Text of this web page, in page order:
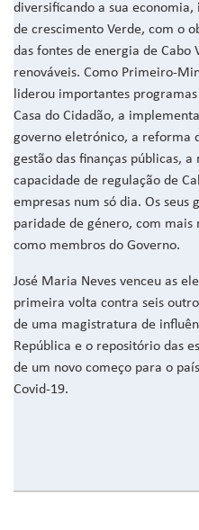
diversificando a sua
de crescimento Verde, com o
das fontes de energia de Cabo
renováveis. Como Primeiro-
liderou importantes
Casa do Cidadão, a
governo eletrónico, a reforma
gestão das finanças públicas,
capacidade de regulação de
empresas num só dia. Os seus
paridade de género, com mais
como membros do Governo.
José Maria Neves venceu as
primeira volta contra seis
de uma magistratura de
República e o repositório das
de um novo começo para o
Covid-19.